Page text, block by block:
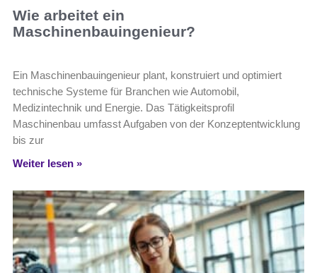
Wie arbeitet ein
Maschinenbauingenieur?
Ein Maschinenbauingenieur plant, konstruiert und optimiert
technische Systeme für Branchen wie Automobil,
Medizintechnik und Energie. Das Tätigkeitsprofil
Maschinenbau umfasst Aufgaben von der Konzeptentwicklung
bis zur
Weiter lesen »